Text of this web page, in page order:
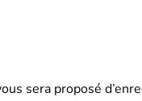
sera proposé